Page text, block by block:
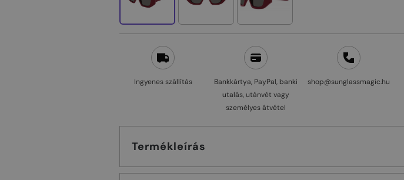
Ingyenes szállítás
Bankkártya, PayPal, banki
utalás, utánvét vagy
személyes átvétel
shop@sunglassmagic.hu
Termékleírás